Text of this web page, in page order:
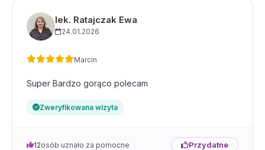
lek. Ratajczak Ewa
24.01.2026
Marcin
Super Bardzo gorąco polecam
Zweryfikowana wizyta
12osób uznało za pomocne Przydatne